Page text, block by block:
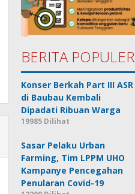
BERITA POPULER
Konser Berkah Part III ASR
di Baubau Kembali
Dipadati Ribuan Warga
19985 Dilihat
Sasar Pelaku Urban
Farming, Tim LPPM UHO
Kampanye Pencegahan
Penularan Covid-19